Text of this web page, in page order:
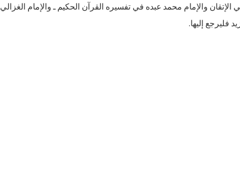
والإمام محمد عبده في تفسيره القرآن الحكيم ـ والإمام الغزالي
فليرجع إليها.